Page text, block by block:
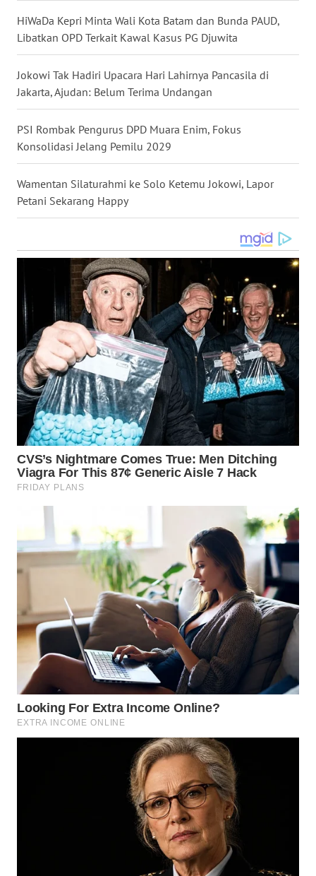
HiWaDa Kepri Minta Wali Kota Batam dan Bunda PAUD,
Libatkan OPD Terkait Kawal Kasus PG Djuwita
Jokowi Tak Hadiri Upacara Hari Lahirnya Pancasila di
Jakarta, Ajudan: Belum Terima Undangan
PSI Rombak Pengurus DPD Muara Enim, Fokus
Konsolidasi Jelang Pemilu 2029
Wamentan Silaturahmi ke Solo Ketemu Jokowi, Lapor
Petani Sekarang Happy
WN
NUSANTARA
JATIM
BALI
WN
KALTARA
WN
KALSEL
WN
WN
SULSEL
GORONTALO
WN
MALUKU
WN
MALUT